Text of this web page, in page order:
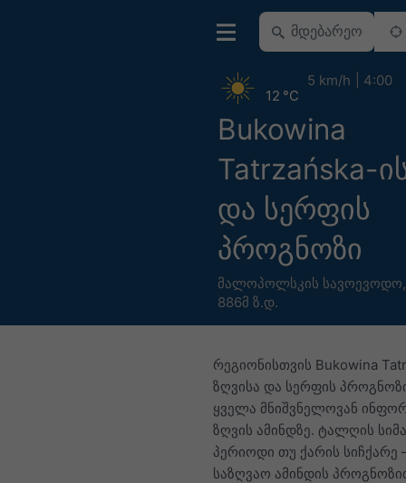
Bukowina
Tatrzańska-
და სერფის
პროგნოზი
მალოპოლსკის სავოევოდო
886მ ზ.დ.
12 °C
5 km/h 4:00
რეგიონისთვის Bukowina
ზღვისა და სერფის
ყველა მნიშვნელოვან
ზღვის ამინდზე. ტალღის
პერიოდი თუ ქარის სიჩქარე
საზღვაო ამინდის